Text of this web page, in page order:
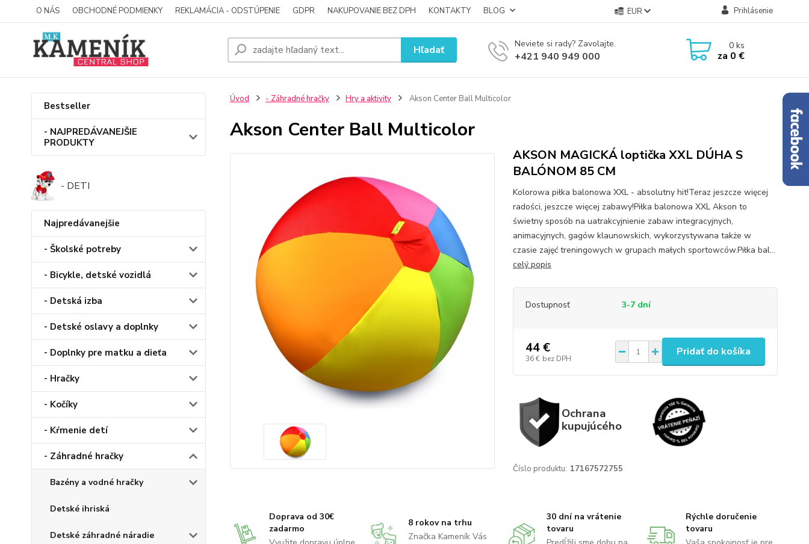
O NÁS OBCHODNÉ PODMIENKY REKLAMÁCIA - ODSTÚPENIE GDPR NAKUPOVANIE BEZ DPH KONTAKTY BLOG EUR Prihlásenie
Hľadať Neviete si rady? Zavolajte.
+421 940 949 000
0ks
za 0 €
Bestseller
- NAJPREDÁVANEJŠIE
PRODUKTY
- DETI
Najpredávanejšie
- Školské potreby
- Bicykle, detské vozidlá
- Detská izba
- Detské oslavy a doplnky
- Doplnky pre matku a dieťa
- Hračky
- Kočíky
- Kŕmenie detí
- Záhradné hračky
Bazény a vodné hračky
Detské ihriská
Detské záhradné náradie
Úvod - Záhradné hračky Hry a aktivity Akson Center Ball Multicolor
Akson Center Ball Multicolor
AKSON MAGICKÁ loptička XXL DÚHA S
BALÓNOM 85 CM
Kolorowa piłka balonowa XXL - absolutny hit!Teraz jeszcze więcej
radości, jeszcze więcej zabawy!Piłka balonowa XXL Akson to
świetny sposób na uatrakcyjnienie zabaw integracyjnych,
animacyjnych, gagów klaunowskich, wykorzystywana także w
czasie zajęć treningowych w grupach małych sportowców.Piłka bal...
celý popis
Dostupnosť 3-7 dní
44 €
36 € bez DPH
Pridať do košíka
Ochrana
kupujúcého
Číslo produktu: 17167572755
Doprava od 30€
zadarmo
8 rokov na trhu
Značka Kameník Vás
30 dní na vrátenie
tovaru
Rýchle doručenie
tovaru